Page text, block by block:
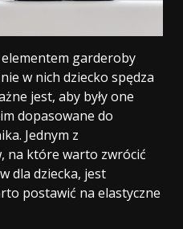
garderoby
w nich dziecko spędza
jest, aby były one
dopasowane do
Jednym z
na które warto zwrócić
dla dziecka, jest
postawić na elastyczne